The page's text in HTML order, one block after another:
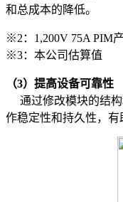
和总成本的降低。
※2：1,200V 75A PIM
※3：本公司估算值
（3）提高设备可靠性
通过修改模块的结构
作稳定性和持久性，有